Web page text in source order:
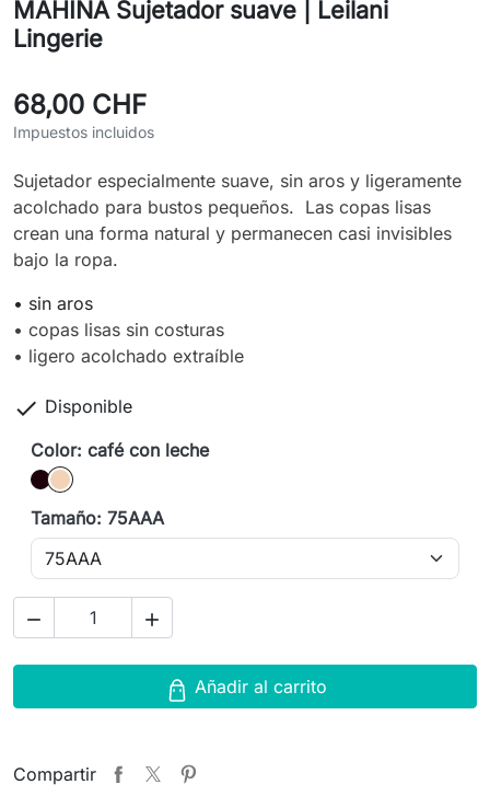
MAHINA Sujetador suave | Leilani
Lingerie
68,00 CHF
Impuestos incluidos
Sujetador especialmente suave, sin aros y ligeramente
acolchado para bustos pequeños. Las copas lisas
crean una forma natural y permanecen casi invisibles
bajo la ropa.
• sin aros
• copas lisas sin costuras
• ligero acolchado extraíble
 Disponible
Color: café con leche
negro
café con leche
Tamaño: 75AAA
 
Añadir al carrito
Compartir